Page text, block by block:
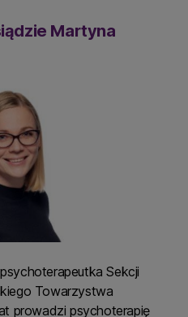
Martyna
Sekcji
Towarzystwa
prowadzi psychoterapię